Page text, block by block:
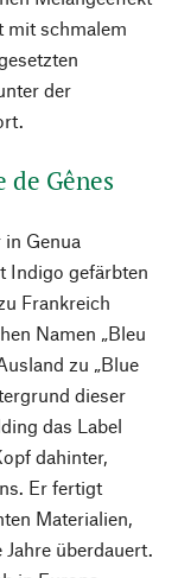
mit schmalem
der
Gênes
Genua
Indigo gefärbten
Frankreich
Namen „Bleu
zu „Blue
dieser
das Label
dahinter,
Er fertigt
Materialien,
überdauert.